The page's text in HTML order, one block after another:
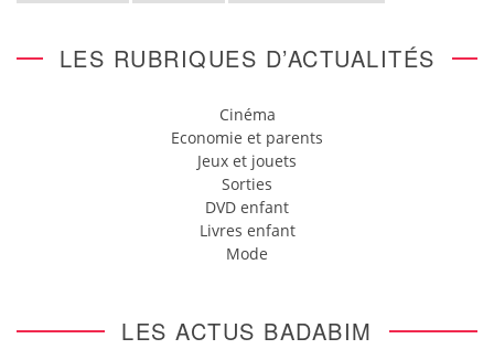
LES RUBRIQUES D’ACTUALITÉS
Cinéma
Economie et parents
Jeux et jouets
Sorties
DVD enfant
Livres enfant
Mode
LES ACTUS BADABIM